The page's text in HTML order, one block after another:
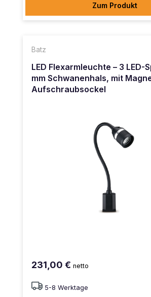
Zum Produkt
Batz
LED Flexarmleuchte – 3 LED-
mm Schwanenhals, mit
Aufschraubsockel
231,00 € netto
5-8 Werktage